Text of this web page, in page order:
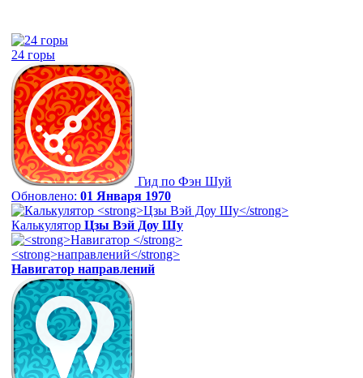
24 горы
Гид по Фэн Шуй
Обновлено: 01 Января 1970
Калькулятор Цзы Вэй Доу Шу
Навигатор направлений